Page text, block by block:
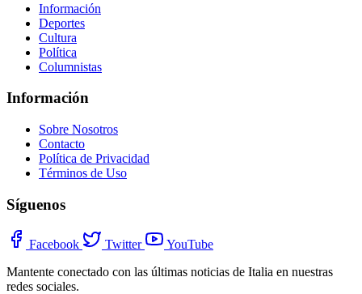
Información
Deportes
Cultura
Política
Columnistas
Información
Sobre Nosotros
Contacto
Política de Privacidad
Términos de Uso
Síguenos
Facebook Twitter
YouTube
Mantente conectado con las últimas noticias de Italia en nuestras
redes sociales.